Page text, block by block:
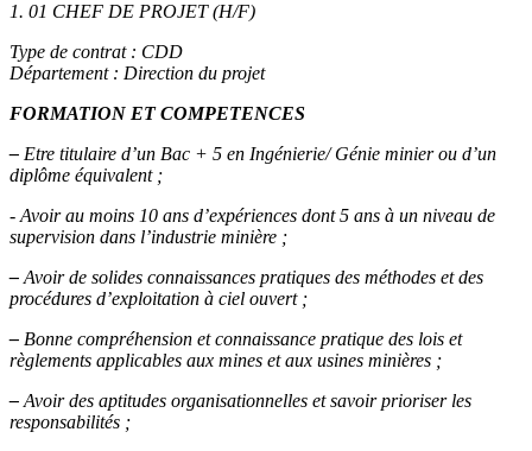
1. 01 CHEF DE PROJET (H/F)
Type de contrat : CDD
Département : Direction du projet
FORMATION ET COMPETENCES
– Etre titulaire d’un Bac + 5 en Ingénierie/ Génie minier ou d’un
diplôme équivalent ;
- Avoir au moins 10 ans d’expériences dont 5 ans à un niveau de
supervision dans l’industrie minière ;
–Avoir de solides connaissances pratiques des méthodes et des
procédures d’exploitation à ciel ouvert ;
– Bonne compréhension et connaissance pratique des lois et
règlements applicables aux mines et aux usines minières ;
–Avoir des aptitudes organisationnelles et savoir prioriser les
responsabilités ;